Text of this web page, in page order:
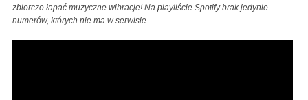
zbiorczo łapać muzyczne wibracje! Na playliście Spotify brak jedynie
numerów, których nie ma w serwisie.